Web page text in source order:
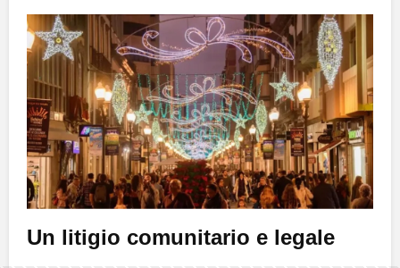
Un litigio comunitario e legale